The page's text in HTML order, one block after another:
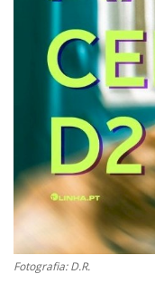
Ambiente
Fotografia: D.R.